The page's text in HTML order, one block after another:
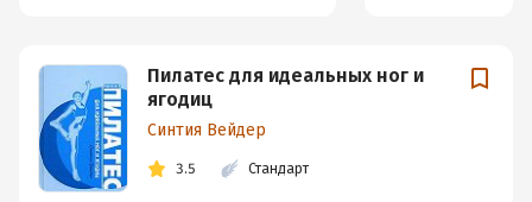
Пилатес для идеальных ног и
ягодиц
Синтия Вейдер
3.5 Стандарт